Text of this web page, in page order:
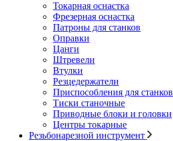
Токарная оснастка
Фрезерная оснастка
Патроны для станков
Оправки
Цанги
Штревели
Втулки
Резцедержатели
Приспособления для станков
Тиски станочные
Приводные блоки и головки
Центры токарные
Резьбонарезной инструмент